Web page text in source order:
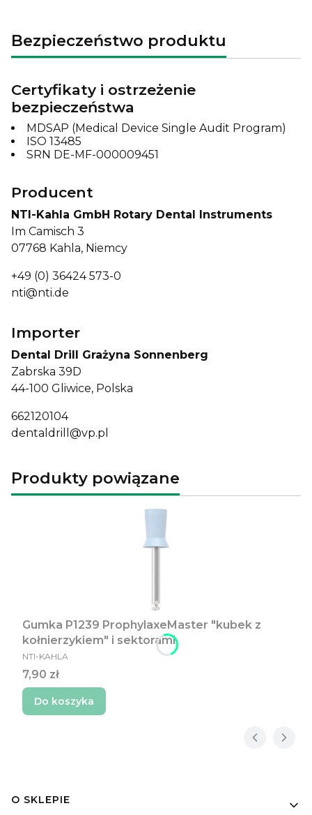
Bezpieczeństwo produktu
Certyfikaty i ostrzeżenie
bezpieczeństwa
MDSAP (Medical Device Single Audit Program)
ISO 13485
SRN DE-MF-000009451
Producent
NTI-Kahla GmbH Rotary Dental Instruments
Im Camisch 3
07768 Kahla, Niemcy
+49 (0) 36424 573-0
nti@nti.de
Importer
Dental Drill Grażyna Sonnenberg
Zabrska 39D
44-100 Gliwice, Polska
662120104
dentaldrill@vp.pl
Produkty powiązane
Gumka P1239 ProphylaxeMaster "kubek z
kołnierzykiem" i sektorami
PRODUCENT
NTI-KAHLA
Cena
7,90 zł
Do koszyka
Linki w stopce
O SKLEPIE